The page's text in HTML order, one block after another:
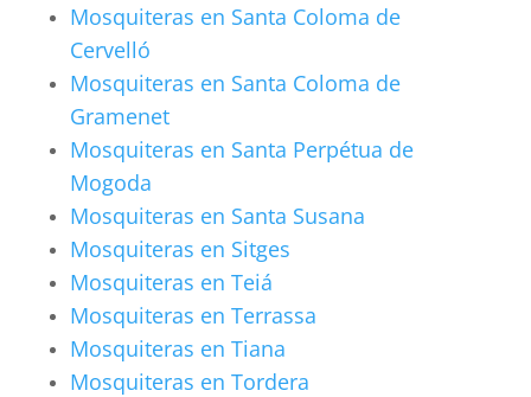
Mosquiteras en Santa Coloma de
Cervelló
Mosquiteras en Santa Coloma de
Gramenet
Mosquiteras en Santa Perpétua de
Mogoda
Mosquiteras en Santa Susana
Mosquiteras en Sitges
Mosquiteras en Teiá
Mosquiteras en Terrassa
Mosquiteras en Tiana
Mosquiteras en Tordera